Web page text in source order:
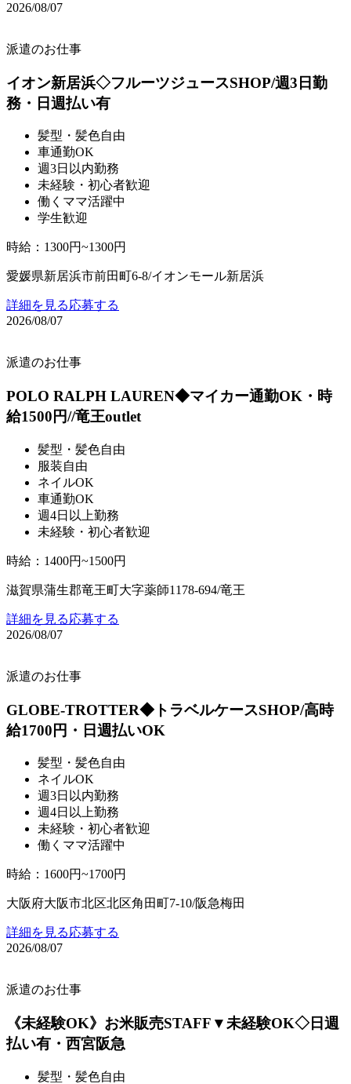
2026/08/07
派遣のお仕事
イオン新居浜◇フルーツジュースSHOP/週3日勤
務・日週払い有
髪型・髪色自由
車通勤OK
週3日以内勤務
未経験・初心者歓迎
働くママ活躍中
学生歓迎
時給 ： 1300円~1300円
愛媛県新居浜市前田町6-8/イオンモール新居浜
詳細を見る応募する
2026/08/07
派遣のお仕事
POLO RALPH LAUREN◆マイカー通勤OK・時
給1500円//竜王outlet
髪型・髪色自由
服装自由
ネイルOK
車通勤OK
週4日以上勤務
未経験・初心者歓迎
時給 ： 1400円~1500円
滋賀県蒲生郡竜王町大字薬師1178-694/竜王
詳細を見る応募する
2026/08/07
派遣のお仕事
GLOBE-TROTTER◆トラベルケースSHOP/高時
給1700円・日週払いOK
髪型・髪色自由
ネイルOK
週3日以内勤務
週4日以上勤務
未経験・初心者歓迎
働くママ活躍中
時給 ： 1600円~1700円
大阪府大阪市北区北区角田町7-10/阪急梅田
詳細を見る応募する
2026/08/07
派遣のお仕事
《未経験OK》お米販売STAFF▼未経験OK◇日週
払い有・西宮阪急
髪型・髪色自由